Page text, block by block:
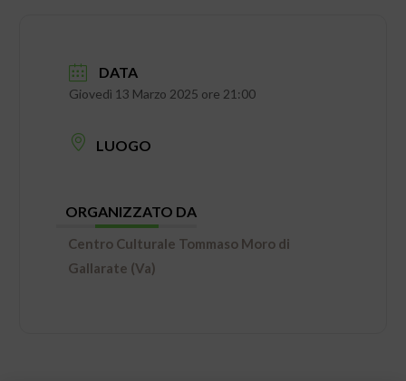
DATA
Giovedì 13 Marzo 2025 ore 21:00
LUOGO
ORGANIZZATO DA
Centro Culturale Tommaso Moro di
Gallarate (Va)